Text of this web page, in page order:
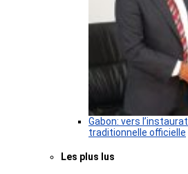
Gabon: vers
traditionnelle officielle
Les plus lus